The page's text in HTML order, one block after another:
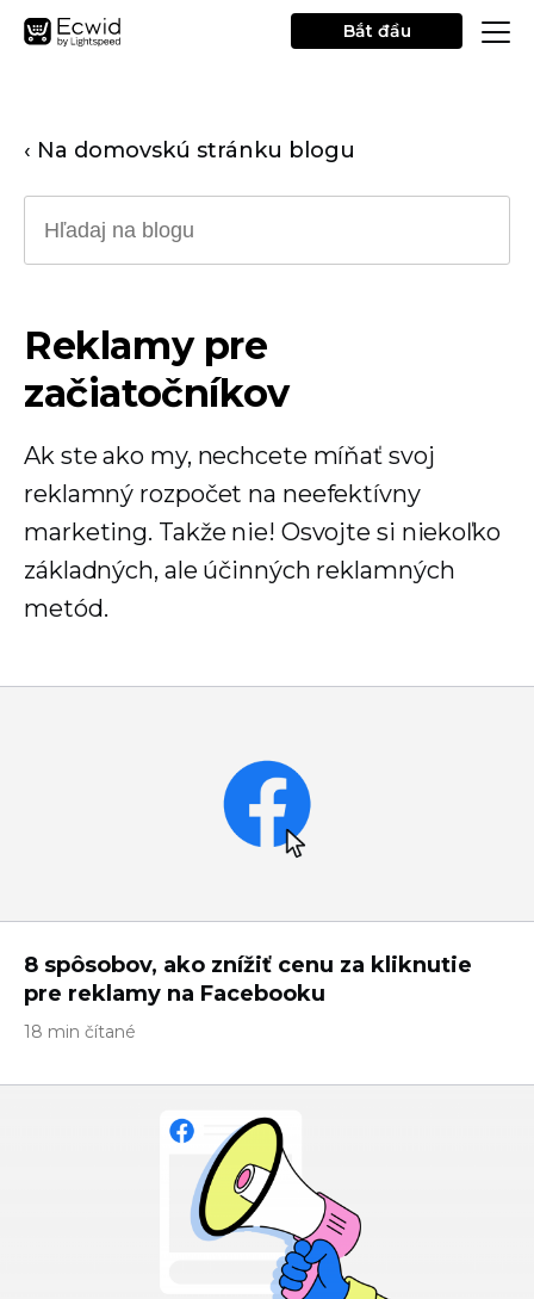
Bắt đầu
‹ Na domovskú stránku blogu
Reklamy pre
začiatočníkov
Ak ste ako my, nechcete míňať svoj
reklamný rozpočet na neefektívny
marketing. Takže nie! Osvojte si niekoľko
základných, ale účinných reklamných
metód.
8 spôsobov, ako znížiť cenu za kliknutie
pre reklamy na Facebooku
18 min čítané